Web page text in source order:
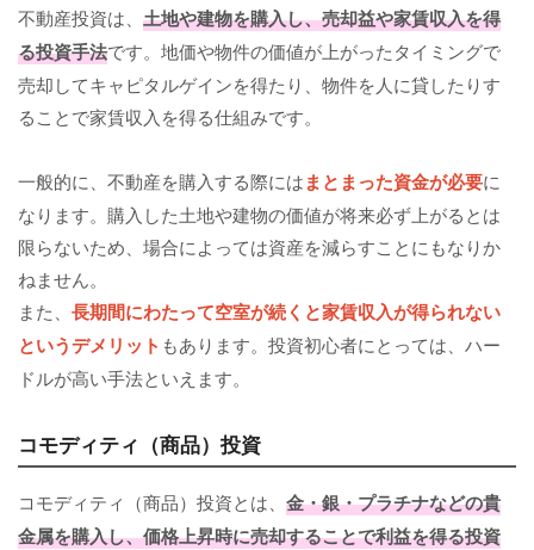
不動産投資は、 土地や建物を購入し、売却益や家賃収入を得
る投資手法です。地価や物件の価値が上がったタイミングで
売却してキャピタルゲインを得たり、物件を人に貸したりす
ることで家賃収入を得る仕組みです。
一般的に、不動産を購入する際にはまとまった資金が必要に
なります。購入した土地や建物の価値が将来必ず上がるとは
限らないため、場合によっては資産を減らすことにもなりか
ねません。
また、 長期間にわたって空室が続くと家賃収入が得られない
というデメリット もあります。投資初心者にとっては、ハー
ドルが高い手法といえます。
コモディティ（商品）投資
コモディティ（商品）投資とは、 金・銀・プラチナなどの貴
金属を購入し、価格上昇時に売却することで利益を得る投資